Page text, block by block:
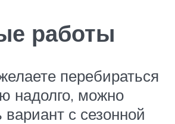
работы
перебираться
надолго, можно
вариант с сезонной